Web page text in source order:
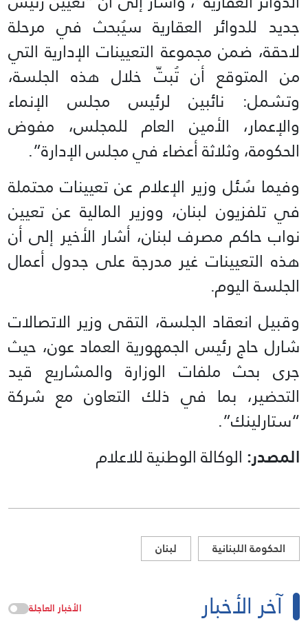
جديد للدوائر العقارية سيُبحث في مرحلة
لاحقة، ضمن مجموعة التعيينات الإدارية التي
من المتوقع أن تُبتّ خلال هذه الجلسة،
وتشمل: نائبين لرئيس مجلس الإنماء
والإعمار، الأمين العام للمجلس، مفوض
الحكومة، وثلاثة أعضاء في مجلس الإدارة”.
وفيما سُئل وزير الإعلام عن تعيينات محتملة
في تلفزيون لبنان، ووزير المالية عن تعيين
نواب حاكم مصرف لبنان، أشار الأخير إلى أن
هذه التعيينات غير مدرجة على جدول أعمال
الجلسة اليوم.
وقبيل انعقاد الجلسة، التقى وزير الاتصالات
شارل حاج رئيس الجمهورية العماد عون، حيث
جرى بحث ملفات الوزارة والمشاريع قيد
التحضير، بما في ذلك التعاون مع شركة
“ستارلينك”.
المصدر: الوكالة الوطنية للاعلام
الحكومة اللبنانية لبنان
آخر الأخبار الأخبار العاجلة